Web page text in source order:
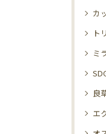
カ
ト
ミ
良
エ